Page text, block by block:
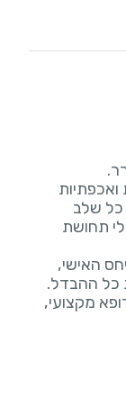
ואכפתיות
כל שלב
תחושת
האישי,
מקצועי,